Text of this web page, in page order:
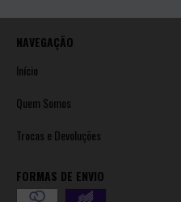
NAVEGAÇÃO
Início
Quem Somos
Trocas e Devoluções
FORMAS DE ENVIO